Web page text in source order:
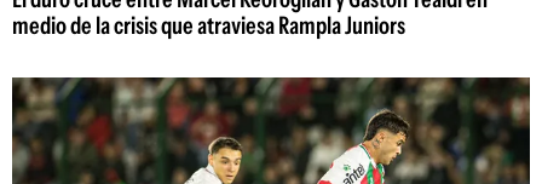
medio de la crisis que atraviesa Rampla Juniors